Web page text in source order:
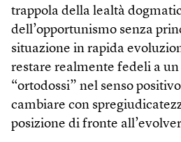
trappola della lealtà
dell’opportunismo senza
situazione in rapida
restare realmente fedeli a un
“ortodossi” nel senso
cambiare con
posizione di fronte